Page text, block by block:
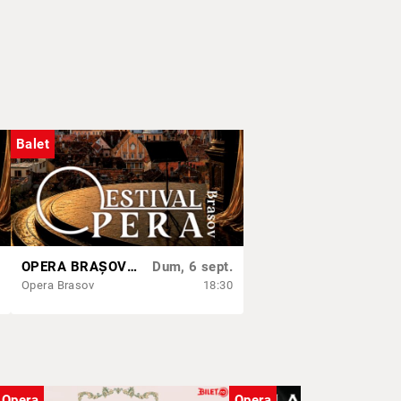
Balet
OPERA BRAȘOV ESTIVAL – DANCING SUMMER - SPECTACOL DE BALET
Opera Brasov
Dum, 6 sept.
18:30